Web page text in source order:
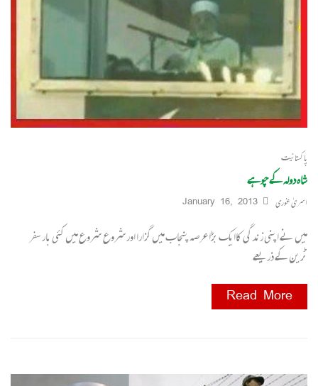
پاکستانیت
شاہ دولہ کے چوہے
اسریٰ غوری January 16, 2013
میں نے اپنی زندگی کاایک بڑا عرصہ پنجاب میں گزارا اور شروع شروع میں کئی بار سفر
ٹرین کے ذریعے
Read More